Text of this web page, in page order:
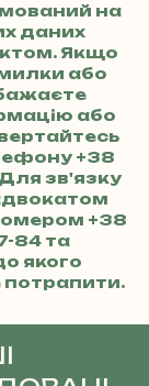
на
даних
Якщо
або
або
+38
зв'язку
+38
84та
якого
потрапити.